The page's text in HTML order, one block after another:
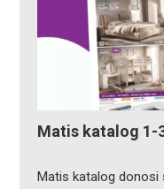
Matis katalog 1-
Matis katalog donosi